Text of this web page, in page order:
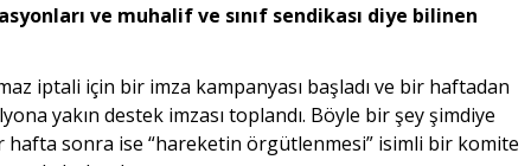
ve muhalif ve sınıf sendikası diye bilinen
iptali için bir imza kampanyası başladı ve bir haftadan
yakın destek imzası toplandı. Böyle bir şey şimdiye
hafta sonra ise “hareketin örgütlenmesi” isimli bir komite